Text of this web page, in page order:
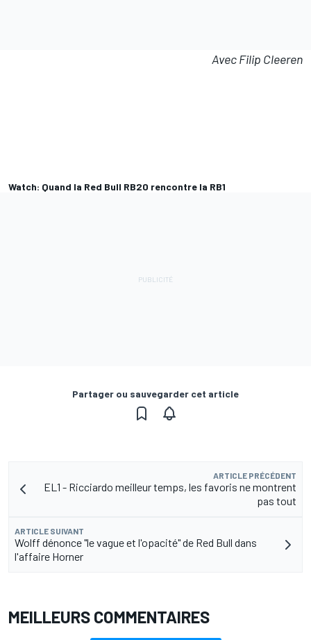
Avec Filip Cleeren
Watch: Quand la Red Bull RB20 rencontre la RB1
Partager ou sauvegarder cet article
ARTICLE PRÉCÉDENT
EL1 - Ricciardo meilleur temps, les favoris ne montrent
pas tout
ARTICLE SUIVANT
Wolff dénonce "le vague et l'opacité" de Red Bull dans
l'affaire Horner
MEILLEURS COMMENTAIRES